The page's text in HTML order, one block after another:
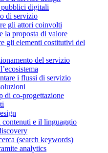
pubblici digitali
di servizio
gli attori coinvolti
la proposta di valore
gli elementi costitutivi del
del servizio
i flussi di servizio
di co-progettazione
contenuti e il linguaggio
(search keywords)
analytics